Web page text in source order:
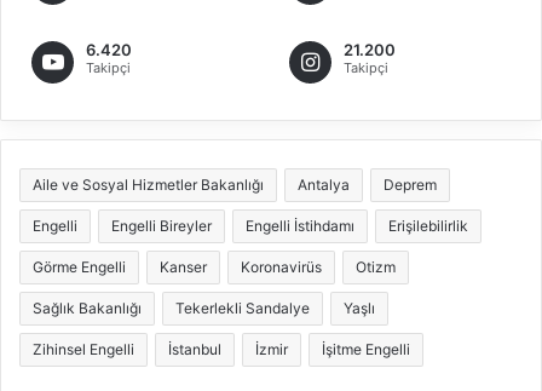
6.420
Takipçi
21.200
Takipçi
Aile ve Sosyal Hizmetler Bakanlığı Antalya Deprem
Engelli Engelli Bireyler Engelli İstihdamı Erişilebilirlik
Görme Engelli Kanser Koronavirüs Otizm
Sağlık Bakanlığı Tekerlekli Sandalye Yaşlı
Zihinsel Engelli İstanbul İzmir İşitme Engelli